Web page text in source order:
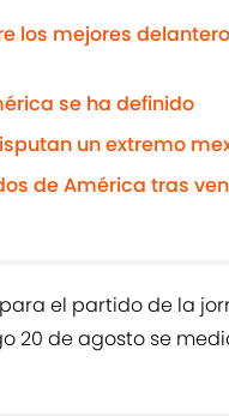
los mejores
se ha definido
un extremo
de América tras
el partido de la
20 de agosto se